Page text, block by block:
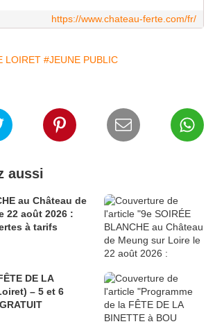
https://www.chateau-ferte.com/fr/
LOIRET #JEUNE PUBLIC
aussi
au Château de
22 août 2026 :
à tarifs